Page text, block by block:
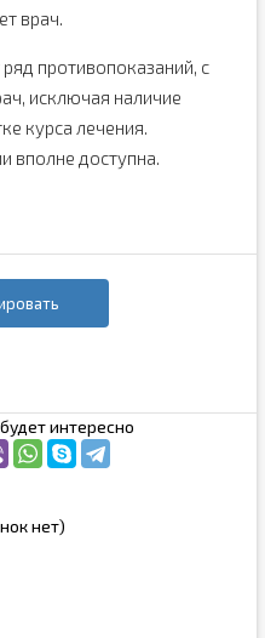
врач.
противопоказаний, с
исключая наличие
курса лечения.
вполне доступна.
интересно
нет)